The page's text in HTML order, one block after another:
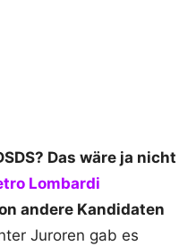
Das wäre ja nicht
Lombardi
andere Kandidaten
Juroren gab es